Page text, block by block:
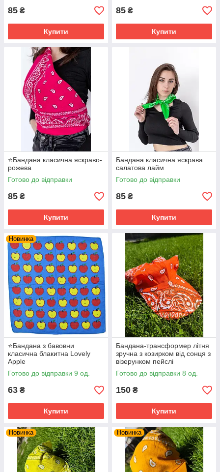
85 ₴
Купити
85 ₴
Купити
⭐Бандана класична яскраво-
рожева
Готово до відправки
85 ₴
Купити
Бандана класична яскрава
салатова лайм
Готово до відправки
85 ₴
Купити
Новинка
⭐Бандана з бавовни
класична блакитна Lovely
Apple
Готово до відправки 9 од.
63 ₴
Купити
Бандана-трансформер літня
зручна з козирком від сонця з
візерунком пейслі
жовтогарячого кольору
Готово до відправки 8 од.
150 ₴
Купити
Новинка Новинка